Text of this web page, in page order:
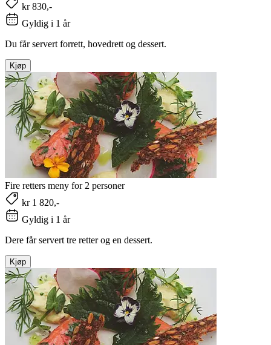
kr 830,-
Gyldig i 1 år
Du får servert forrett, hovedrett og dessert.
Kjøp
Fire retters meny for 2 personer
kr 1 820,-
Gyldig i 1 år
Dere får servert tre retter og en dessert.
Kjøp